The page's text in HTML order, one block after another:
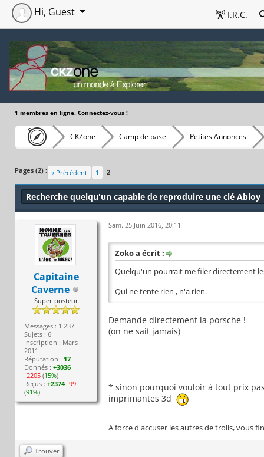
I.R.C.
Hi, Guest
1 membres en ligne. Connectez-vous !
CKZone Camp de base Petites Annonces
Pages (2) : « Précédent 1 2
Recherche quelqu'un capable de reproduire une clé Abloy
Capitaine
Caverne
Super posteur
Messages : 1 237
Sujets : 6
Inscription : Mars
2011
Réputation : 17
Donnés :+3036
-2205 (15%)
Reçus :+2374 -99
(91%)
Sam. 25 Juin 2016, 20:11
Zoko a écrit :
Quelqu'un pourrait me filer directement
Qui ne tente rien , n'a rien.
Demande directement la porsche !
(on ne sait jamais)
* sinon pourquoi vouloir à tout prix
imprimantes 3d
A force d'accuser les autres de trolls, vous
Trouver